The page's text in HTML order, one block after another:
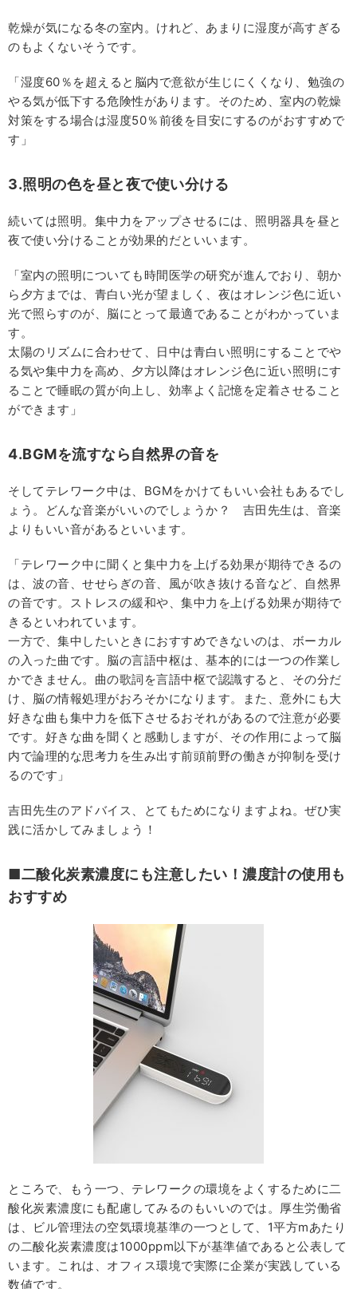
乾燥が気になる冬の室内。けれど、あまりに湿度が高すぎる
のもよくないそうです。
「湿度60％を超えると脳内で意欲が生じにくくなり、勉強の
やる気が低下する危険性があります。そのため、室内の乾燥
対策をする場合は湿度50％前後を目安にするのがおすすめで
す」
3.照明の色を昼と夜で使い分ける
続いては照明。集中力をアップさせるには、照明器具を昼と
夜で使い分けることが効果的だといいます。
「室内の照明についても時間医学の研究が進んでおり、朝か
ら夕方までは、青白い光が望ましく、夜はオレンジ色に近い
光で照らすのが、脳にとって最適であることがわかっていま
す。
太陽のリズムに合わせて、日中は青白い照明にすることでや
る気や集中力を高め、夕方以降はオレンジ色に近い照明にす
ることで睡眠の質が向上し、効率よく記憶を定着させること
ができます」
4.BGMを流すなら自然界の音を
そしてテレワーク中は、BGMをかけてもいい会社もあるでし
ょう。どんな音楽がいいのでしょうか？ 吉田先生は、音楽
よりもいい音があるといいます。
「テレワーク中に聞くと集中力を上げる効果が期待できるの
は、波の音、せせらぎの音、風が吹き抜ける音など、自然界
の音です。ストレスの緩和や、集中力を上げる効果が期待で
きるといわれています。
一方で、集中したいときにおすすめできないのは、ボーカル
の入った曲です。脳の言語中枢は、基本的には一つの作業し
かできません。曲の歌詞を言語中枢で認識すると、その分だ
け、脳の情報処理がおろそかになります。また、意外にも大
好きな曲も集中力を低下させるおそれがあるので注意が必要
です。好きな曲を聞くと感動しますが、その作用によって脳
内で論理的な思考力を生み出す前頭前野の働きが抑制を受け
るのです」
吉田先生のアドバイス、とてもためになりますよね。ぜひ実
践に活かしてみましょう！
■二酸化炭素濃度にも注意したい！濃度計の使用も
おすすめ
ところで、もう一つ、テレワークの環境をよくするために二
酸化炭素濃度にも配慮してみるのもいいのでは。厚生労働省
は、ビル管理法の空気環境基準の一つとして、1平方mあたり
の二酸化炭素濃度は1000ppm以下が基準値であると公表して
います。これは、オフィス環境で実際に企業が実践している
数値です。